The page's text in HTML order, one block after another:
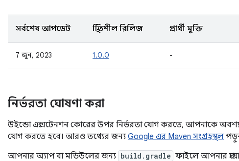
সর্বশেষ আপডেট স্থিতিশীল রিলিজ প্রার্থী মুক্তি
7 জুন, 2023 1.0.0 -
নির্ভরতা ঘোষণা করা
উইন্ডো এক্সটেনশন কোরের উপর নির্ভরতা যোগ করতে, আপনাকে অবশ্যই
যোগ করতে হবে। আরও তথ্যের জন্য Google এর Maven সংগ্রহস্থল
আপনার অ্যাপ বা মডিউলের জন্য build.gradle ফাইলে আপনার